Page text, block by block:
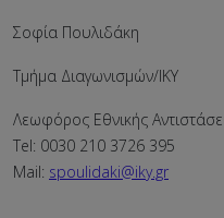
Σοφία Πουλιδάκη
Τμήμα Διαγωνισμών/ΙΚΥ
Λεωφόρος Εθνικής
Tel: 0030 210 3726 395
Mail: spoulidaki@iky.gr